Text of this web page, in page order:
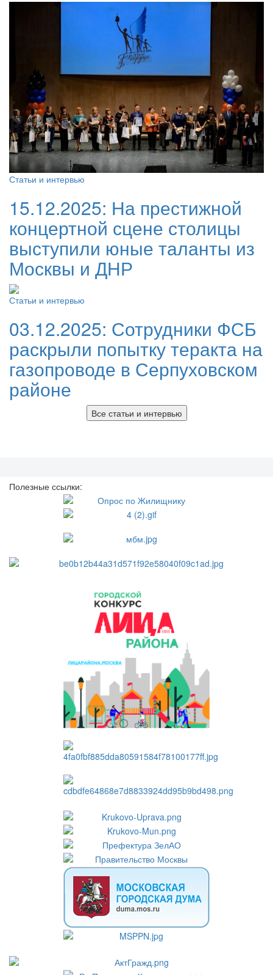
Статьи и интервью
15.12.2025: На престижной
концертной сцене столицы
выступили юные таланты из
Москвы и ДНР
Статьи и интервью
03.12.2025: Сотрудники ФСБ
раскрыли попытку теракта на
газопроводе в Серпуховском
районе
Все статьи и интервью
Полезные ссылки: